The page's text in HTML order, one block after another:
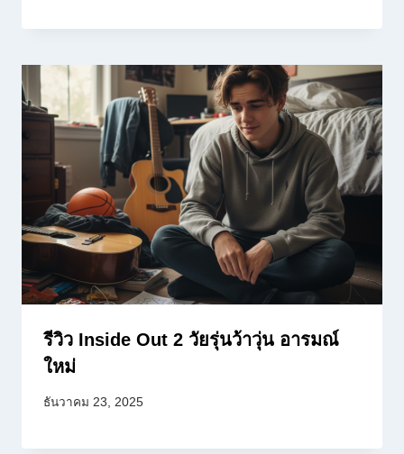
รีวิว Inside Out 2 วัยรุ่นว้าวุ่น อารมณ์
ใหม่
ธันวาคม 23, 2025